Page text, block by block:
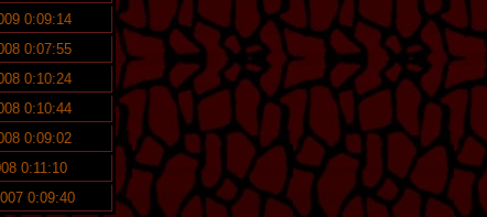
0:09:14
0:07:55
0:10:24
0:10:44
0:09:02
0:11:10
0:09:40